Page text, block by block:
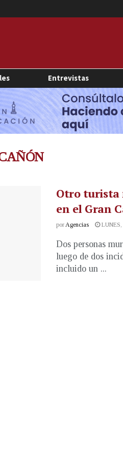
Entrevistas
Otro turista
en el Gran
porAgencias LUNES,
Dos personas
luego de dos
incluido un ...